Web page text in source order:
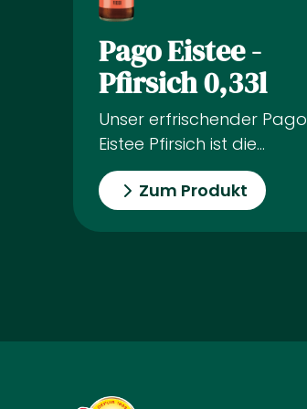
Pago Eistee -
Pfirsich 0,33l
Unser erfrischender Pago
Eistee Pfirsich ist die
perfekte Wahl für heiße
Sommertage. Der leckere
Geschmack
Eisteegeschmacks.
Durstlöscher pur oder
Zum Produkt